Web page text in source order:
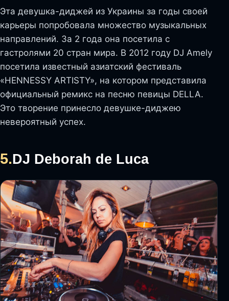
Эта девушка-диджей из Украины за годы своей
карьеры попробовала множество музыкальных
направлений. За 2 года она посетила с
гастролями 20 стран мира. В 2012 году DJ Amely
посетила известный азиатский фестиваль
«HENNESSY ARTISTY», на котором представила
официальный ремикс на песню певицы DELLA.
Это творение принесло девушке-диджею
невероятный успех.
5.DJ Deborah de Luca